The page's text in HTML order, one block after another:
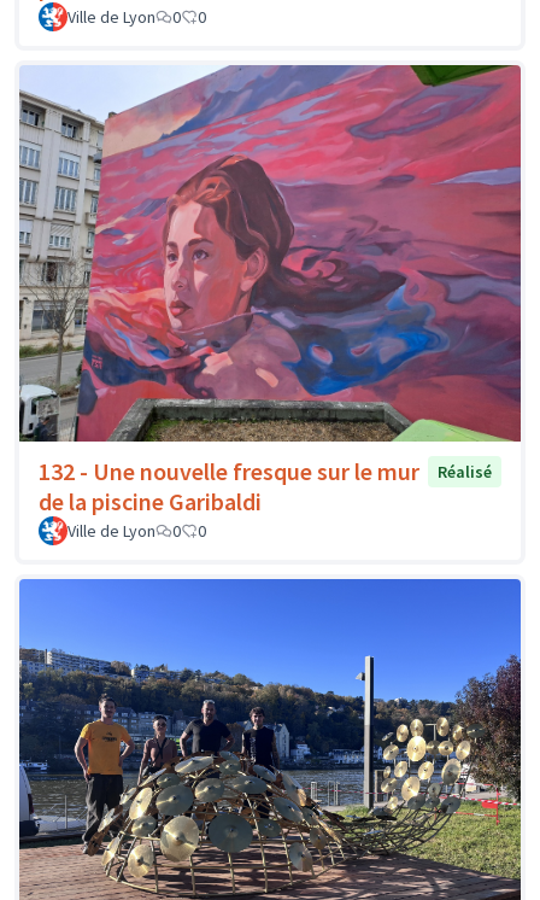
Ville de Lyon 0 0
132 - Une nouvelle fresque sur le mur
de la piscine Garibaldi
Réalisé
Ville de Lyon 0 0